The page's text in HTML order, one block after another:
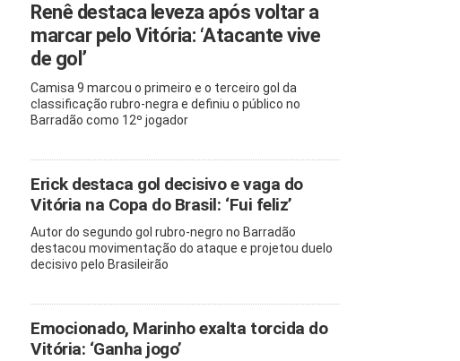
Renê destaca leveza após voltar a
marcar pelo Vitória: ‘Atacante vive
de gol’
Camisa 9 marcou o primeiro e o terceiro gol da
classificação rubro-negra e definiu o público no
Barradão como 12º jogador
Erick destaca gol decisivo e vaga do
Vitória na Copa do Brasil: ‘Fui feliz’
Autor do segundo gol rubro-negro no Barradão
destacou movimentação do ataque e projetou duelo
decisivo pelo Brasileirão
Emocionado, Marinho exalta torcida do
Vitória: ‘Ganha jogo’